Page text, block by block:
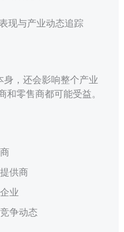
现与产业动态追踪
，还会影响整个产业
零售商都可能受益。
供商
业
争动态